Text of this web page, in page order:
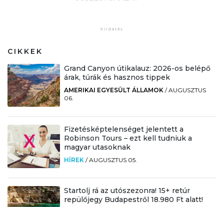
CIKKEK
Grand Canyon útikalauz: 2026-os belépő
árak, túrák és hasznos tippek
AMERIKAI EGYESÜLT ÁLLAMOK /AUGUSZTUS
06.
Fizetésképtelenséget jelentett a
Robinson Tours – ezt kell tudniuk a
magyar utasoknak
HÍREK /AUGUSZTUS 05.
Startolj rá az utószezonra! 15+ retúr
repülőjegy Budapestről 18.980 Ft alatt!